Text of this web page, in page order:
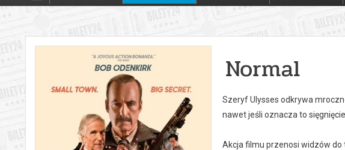
Normal
Szeryf Ulysses odkrywa
nawet jeśli oznacza to
Akcja filmu przenosi widzów do